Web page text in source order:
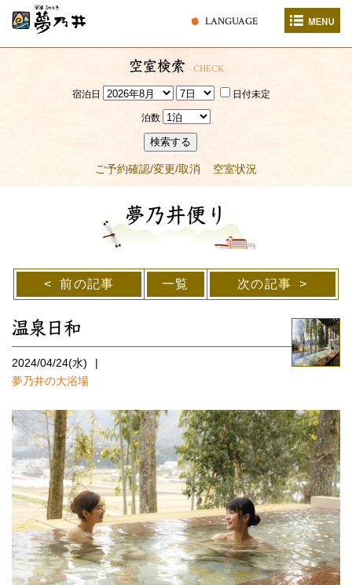
LANGUAGE
空室検索 CHECK
宿泊日 日付未定
泊数
検索する
ご予約確認/変更/取消 空室状況
夢乃井便り
前の記事 一覧 次の記事
温泉日和
2024/04/24(水)
夢乃井の大浴場